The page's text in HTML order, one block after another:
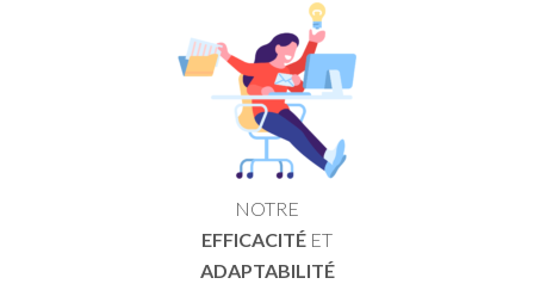
NOTRE
EFFICACITÉ ET
ADAPTABILITÉ